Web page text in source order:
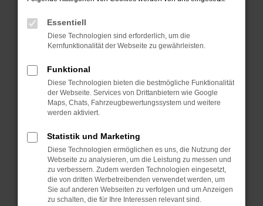
deine Suchmaschine?
Prüfe deine Browsererweiterungen.
können das Laden bestimmter Seiten
verhindern. Funktioniert die Seite in einem
anderen Browser oder in einem privaten
Fenster?
Starte dein Gerät neu.
Das kann manchmal helfen,
vorübergehende Probleme zu beheben.
Stelle sicher, dass dein Browser und dein
Betriebssystem auf dem neuesten Stand
Essentiell
Diese Technologien sind erforderlich, um die
Kernfunktionalität der Webseite zu gewährleisten.
Funktional
Diese Technologien bieten die bestmögliche Funktionalität
der Webseite. Services von Drittanbietern wie Google
Maps, Chats, Fahrzeugbewertungssystem und weitere
werden aktiviert.
Statistik und Marketing
Diese Technologien ermöglichen es uns, die Nutzung der
Webseite zu analysieren, um die Leistung zu messen und
zu verbessern. Zudem werden Technologien eingesetzt,
die von dritten Werbetreibenden verwendet werden, um
Sie auf anderen Webseiten zu verfolgen und um Anzeigen
zu schalten, die für Ihre Interessen relevant sind.